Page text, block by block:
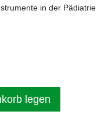
in der Pädiatrie
legen